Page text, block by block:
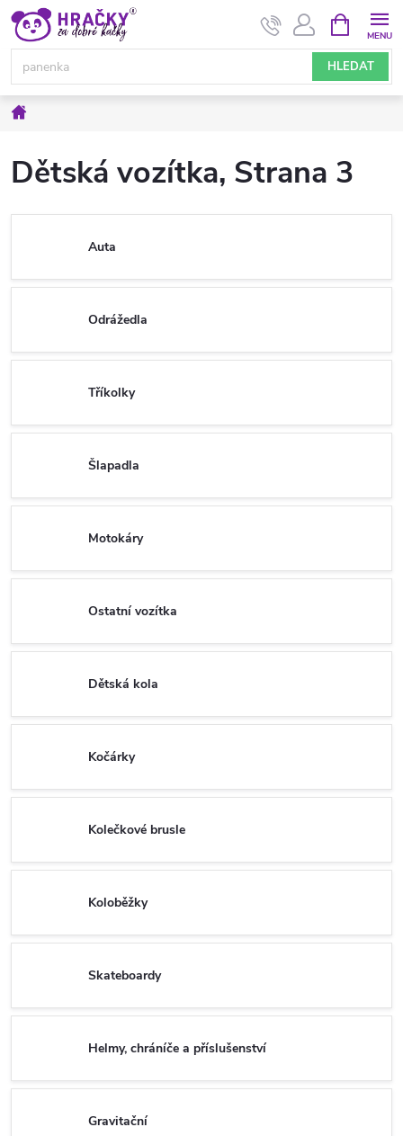
Přejít
obsah
HLEDAT
NÁKUPNÍ
KOŠÍK
Dětská vozítka, Strana 3
Auta
Odrážedla
Tříkolky
Šlapadla
Motokáry
Ostatní vozítka
Dětská kola
Kočárky
Kolečkové brusle
Koloběžky
Skateboardy
Helmy, chráníče a příslušenství
Gravitační